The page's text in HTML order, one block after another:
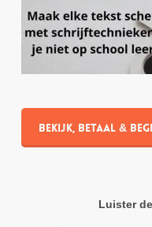
Bekijk, betaal &
Luister